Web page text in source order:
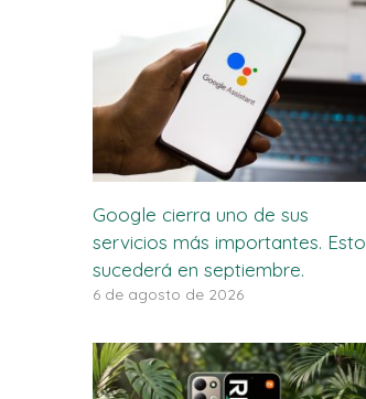
Google cierra uno de sus
servicios más importantes. Esto
sucederá en septiembre.
6 de agosto de 2026